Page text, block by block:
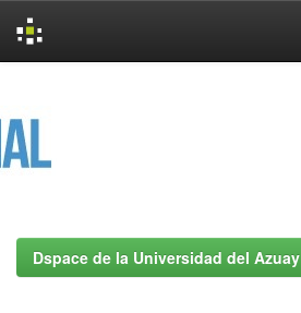
Dspace de la Universidad del Azuay